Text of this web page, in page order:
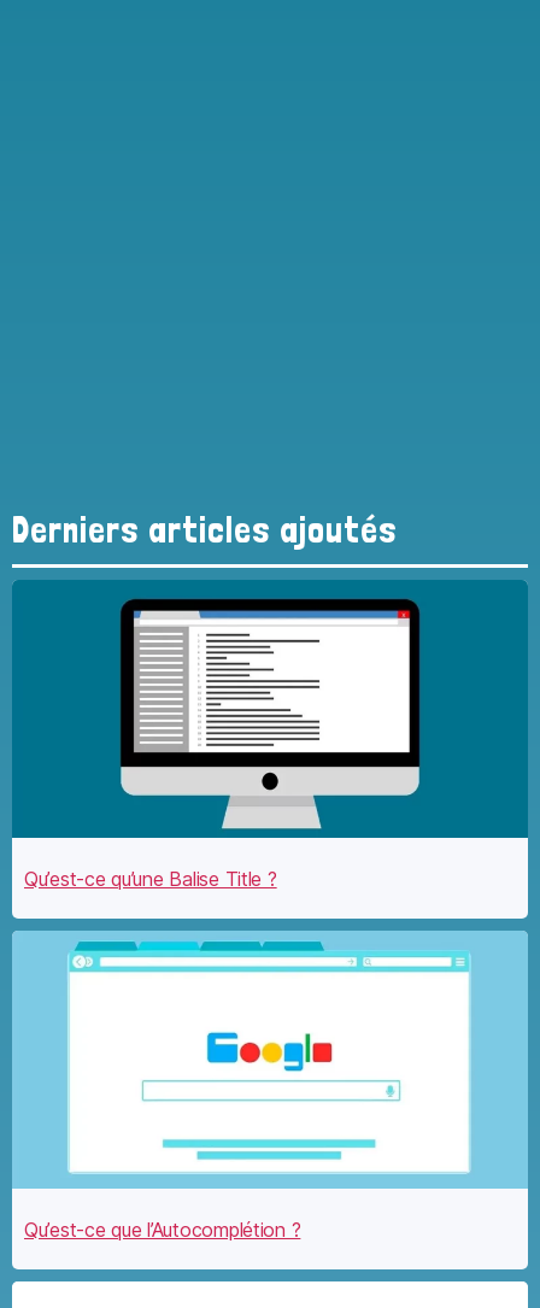
Derniers articles ajoutés
Qu’est-ce qu’une Balise Title ?
Qu’est-ce que l’Autocomplétion ?